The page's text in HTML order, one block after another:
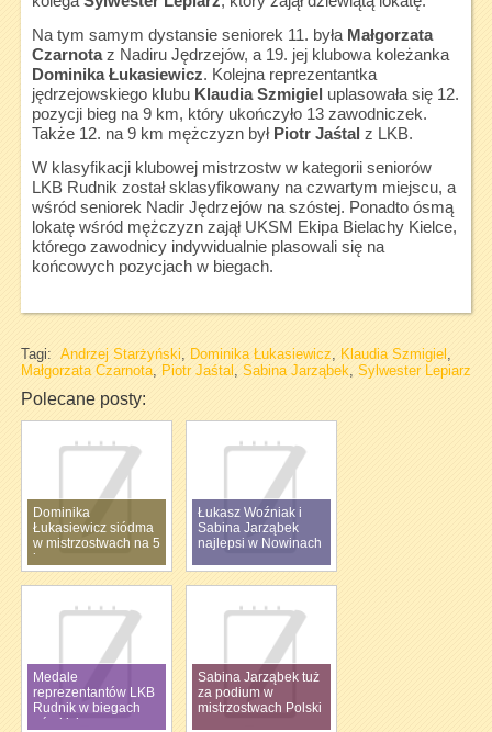
Na tym samym dystansie seniorek 11. była Małgorzata
Czarnotaz Nadiru Jędrzejów, a 19. jej klubowa koleżanka
Dominika Łukasiewicz. Kolejna reprezentantka
jędrzejowskiego klubu Klaudia Szmigiel uplasowała się 12.
pozycji bieg na 9 km, który ukończyło 13 zawodniczek.
Także 12. na 9 km mężczyzn był Piotr Jaśtal z LKB.
W klasyfikacji klubowej mistrzostw w kategorii seniorów
LKB Rudnik został sklasyfikowany na czwartym miejscu, a
wśród seniorek Nadir Jędrzejów na szóstej. Ponadto ósmą
lokatę wśród mężczyzn zajął UKSM Ekipa Bielachy Kielce,
którego zawodnicy indywidualnie plasowali się na
końcowych pozycjach w biegach.
Tagi: Andrzej Starżyński, Dominika Łukasiewicz, Klaudia Szmigiel ,
Małgorzata Czarnota, Piotr Jaśtal , Sabina Jarząbek, Sylwester Lepiarz
Polecane posty:
Dominika
Łukasiewicz siódma
w mistrzostwach na 5
km
Łukasz Woźniak i
Sabina Jarząbek
najlepsi w Nowinach
Medale
reprezentantów LKB
Rudnik w biegach
górskich
Sabina Jarząbek tuż
za podium w
mistrzostwach Polski